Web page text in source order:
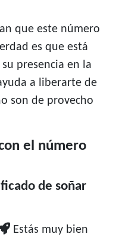
que este número
es que está
presencia en la
a liberarte de
son de provecho
el número
de soñar
Estás muy bien